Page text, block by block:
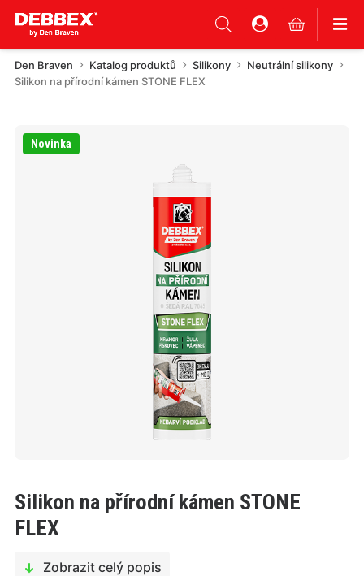
Den Braven Katalog produktů Silikony
Neutrální silikony
Silikon na přírodní kámen STONE FLEX
Novinka
Silikon na přírodní kámen STONE
FLEX
Zobrazit celý popis